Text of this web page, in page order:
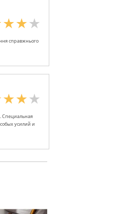
справжнього
Специальная
усилий и